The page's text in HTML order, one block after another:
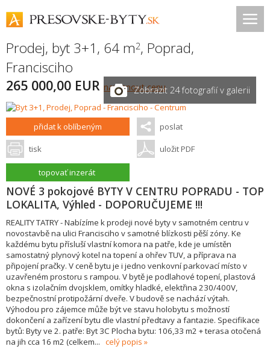
Prodej, byt 3+1, 64 m2, Poprad,
Francisciho
265 000,00 EUR navrhnout cenuZobrazit 24 fotografií v galerii
přidat k oblíbeným poslat
tisk uložit PDF
topovať inzerát
NOVÉ 3 pokojové BYTY V CENTRU POPRADU - TOP
LOKALITA, Výhled - DOPORUČUJEME !!!
REALITY TATRY - Nabízíme k prodeji nové byty v samotném centru v
novostavbě na ulici Francisciho v samotné blízkosti pěší zóny. Ke
každému bytu přísluší vlastní komora na patře, kde je umístěn
samostatný plynový kotel na topení a ohřev TUV, a příprava na
připojení pračky. V ceně bytu je i jedno venkovní parkovací místo v
uzavřeném prostoru s rampou. V bytě je podlahové topení, plastová
okna s izolačním dvojsklem, omítky hladké, elektřina 230/400V,
bezpečnostní protipožární dveře. V budově se nachází výtah.
Výhodou pro zájemce může být ve stavu holobytu s možností
dokončení a zařízení bytu dle vlastní předtavy a fantazie. Specifikace
bytů: Byty ve 2. patře: Byt 3C Plocha bytu: 106,33 m2 + terasa otočená
na jih cca 16 m2 (celkem... celý popis